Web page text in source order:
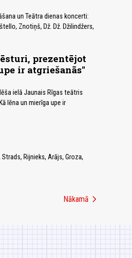
un Teātra dienas koncerti:
Znotiņš, Dž. Dž. Džilindžers,
prezentējot
ir atgriešanās"
ielā Jaunais Rīgas teātris
lēna un mierīga upe ir
Rijnieks, Arājs, Groza,
Nākamā chevron_right